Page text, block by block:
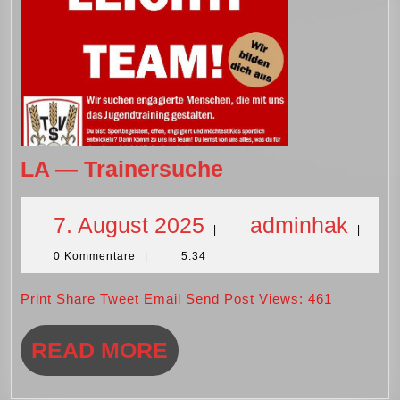
LA — Trainersuche
—
Trainersuche
7. August 2025 7.
2025
adminhak
0 Kommentare 5:34
Print Share Tweet Email Send Post Views: 461
READ MORE READ